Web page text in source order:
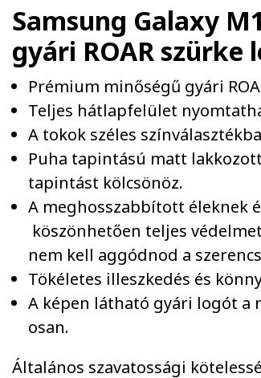
Samsung Galaxy
gyári ROAR szürke
Prémium minőségű gyári
Teljes hátlapfelület
A tokok széles
Puha tapintású matt
tapintást kölcsönöz.
A meghosszabbított éleknek
köszönhetően teljes
nem kell aggódnod a
Tökéletes illeszkedés és
A képen látható gyári logót a
osan.
Általános szavatossági